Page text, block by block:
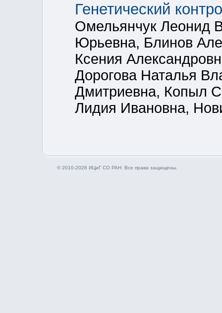
Генетический
Омельянчук Леонид
Юрьевна, Блинов
Ксения
Дорогова Наталья
Дмитриевна, Копыл
Лидия Ивановна,
© 2010-2026 ИЦиГ СО РАН. Все права защищены.